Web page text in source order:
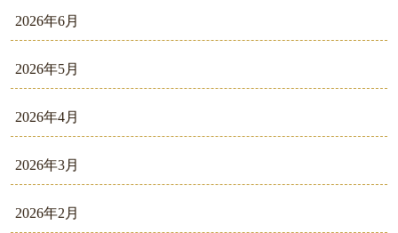
2026年6月
2026年5月
2026年4月
2026年3月
2026年2月